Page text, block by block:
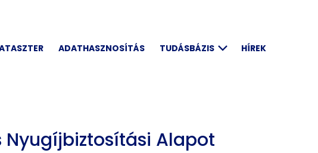
ADATHASZNOSÍTÁS TUDÁSBÁZIS HÍREK
Nyugíjbiztosítási Alapot